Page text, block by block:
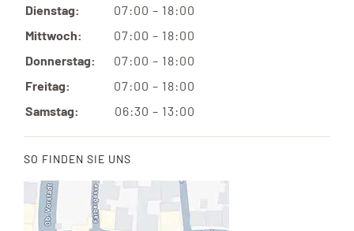
Dienstag:
07:00 – 18:00
Mittwoch:
07:00 – 18:00
Donnerstag:
07:00 – 18:00
Freitag:
07:00 – 18:00
Samstag:
06:30 – 13:00
SO FINDEN SIE UNS